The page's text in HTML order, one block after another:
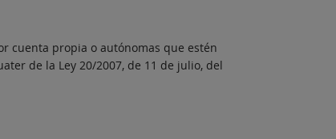
cuenta propia o autónomas que estén
de la Ley 20/2007, de 11 de julio, del